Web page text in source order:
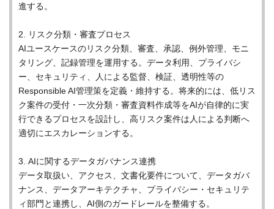
進する。
2. リスク分類・審査プロセス
AIユースケースのリスク分類、審査、承認、例外管理、モニ
タリング、記録管理を運用する。データ利用、プライバシ
ー、セキュリティ、人による監督、検証、透明性等の
Responsible AI管理策を定義・維持する。将来的には、低リス
ク案件の受付・一次分類・審査資料作成等をAIが自律的に実
行できるプロセスを設計し、高リスク案件は人による判断へ
適切にエスカレーションする。
3. AIに関するデータガバナンス連携
データ取扱い、アクセス、文書化要件について、データガバ
ナンス、データアーキテクチャ、プライバシー・セキュリテ
ィ部門と連携し、AI側のガードレールを整備する。